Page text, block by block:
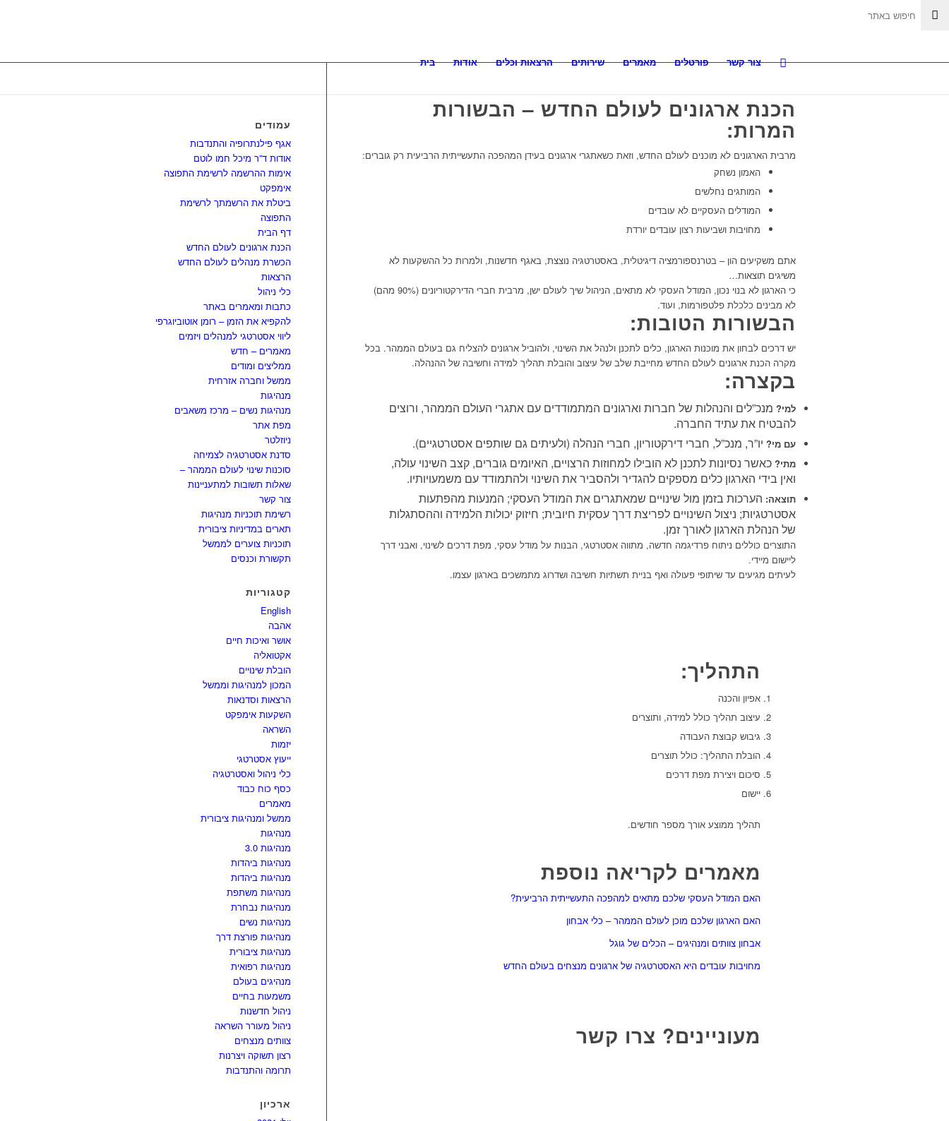
בית אודות הרצאות וכלים שירותים מאמרים פורטלים צור קשר
הכנת ארגונים לעולם החדש – הבשורות
המרות:
מרבית הארגונים לא מוכנים לעולם החדש, וזאת כשאתגרי ארגונים בעידן המהפכה התעשייתית הרביעית רק גוברים:
האמון נשחק
המותגים נחלשים
המודלים העסקיים לא עובדים
מחויבות ושביעות רצון עובדים יורדת
אתם משקיעים הון – בטרנספורמציה דיגיטלית, באסטרטגיה נוצצת, באגף חדשנות, ולמרות כל ההשקעות לא
משיגים תוצאות…
כי הארגון לא בנוי נכון, המודל העסקי לא מתאים, הניהול שיך לעולם ישן, מרבית חברי הדירקטוריונים (90% מהם)
לא מבינים כלכלת פלטפורמות, ועוד.
הבשורות הטובות:
יש דרכים לבחון את מוכנות הארגון, כלים לתכנן ולנהל את השינוי, ולהוביל ארגונים להצליח גם בעולם הממהר. בכל
מקרה הכנת ארגונים לעולם החדש מחייבת שלב של עיצוב והובלת תהליך למידה וחשיבה של ההנהלה.
בקצרה:
למי? מנכ”לים והנהלות של חברות וארגונים המתמודדים עם אתגרי העולם הממהר, ורוצים
להבטיח את עתיד החברה.
עם מי? יו”ר, מנכ”ל, חברי דירקטוריון, חברי הנהלה (ולעיתים גם שותפים אסטרטגיים).
מתי? כאשר נסיונות לתכנן לא הובילו למחוזות הרצויים, האיומים גוברים, קצב השינוי עולה,
ואין בידי הארגון כלים מספקים להגדיר ולהסביר את השינוי ולהתמודד עם משמעויותיו.
תוצאה: הערכות בזמן מול שינויים שמאתגרים את המודל העסקי; המנעות מהפתעות
אסטרטגיות; ניצול השינויים לפריצת דרך עסקית חיובית; חיזוק יכולות הלמידה וההסתגלות
של הנהלת הארגון לאורך זמן.
התוצרים כוללים ניתוח פרדיגמה חדשה, מתווה אסטרטגי, הבנות על מודל עסקי, מפת דרכים לשינוי, ואבני דרך
ליישום מיידי.
לעיתים מגיעים עד שיתופי פעולה ואף בניית תשתיות חשיבה ושדרוג מתמשכים בארגון עצמו.
התהליך:
אפיון והכנה
עיצוב תהליך כולל למידה, ותוצרים
גיבוש קבוצת העבודה
הובלת התהליך: כולל תוצרים
סיכום ויצירת מפת דרכים
יישום
תהליך ממוצע אורך מספר חודשים.
מאמרים לקריאה נוספת
האם המודל העסקי שלכם מתאים למהפכה התעשייתית הרביעית?
האם הארגון שלכם מוכן לעולם הממהר – כלי אבחון
אבחון צוותים ומנהיגים – הכלים של גוגל
מחויבות עובדים היא האסטרטגיה של ארגונים מנצחים בעולם החדש
מעוניינים? צרו קשר
עמודים
אגף פילנתרופיה והתנדבות
אודות ד”ר מיכל חמו לוטם
אימות ההרשמה לרשימת התפוצה
אימפקט
ביטלת את הרשמתך לרשימת
התפוצה
דף הבית
הכנת ארגונים לעולם החדש
הכשרת מנהלים לעולם החדש
הרצאות
כלי ניהול
כתבות ומאמרים באתר
להקפיא את הזמן – רומן אוטוביוגרפי
ליווי אסטרטגי למנהלים ויזמים
מאמרים – חדש
ממליצים ומודים
ממשל וחברה אזרחית
מנהיגות
מנהיגות נשים – מרכז משאבים
מפת אתר
ניוזלטר
סדנת אסטרטגיה לצמיחה
סוכנות שינוי לעולם הממהר –
שאלות תשובות למתעניינות
צור קשר
רשימת תוכניות מנהיגות
תארים במדיניות ציבורית
תוכניות צוערים לממשל
תקשורת וכנסים
קטגוריות
English
אהבה
אושר ואיכות חיים
אקטואליה
הובלת שינויים
המכון למנהיגות וממשל
הרצאות וסדנאות
השקעות אימפקט
השראה
יזמות
ייעוץ אסטרטגי
כלי ניהול ואסטרטגיה
כסף כוח כבוד
מאמרים
ממשל ומנהיגות ציבורית
מנהיגות
מנהיגות 3.0
מנהיגות ביהדות
מנהיגות ביהדות
מנהיגות משתפת
מנהיגות נבחרת
מנהיגות נשים
מנהיגות פורצת דרך
מנהיגות ציבורית
מנהיגות רפואית
מנהיגים בעולם
משמעות בחיים
ניהול חדשנות
ניהול מעורר השראה
צוותים מנצחים
רצון תשוקה ויצרנות
תרומה והתנדבות
ארכיון